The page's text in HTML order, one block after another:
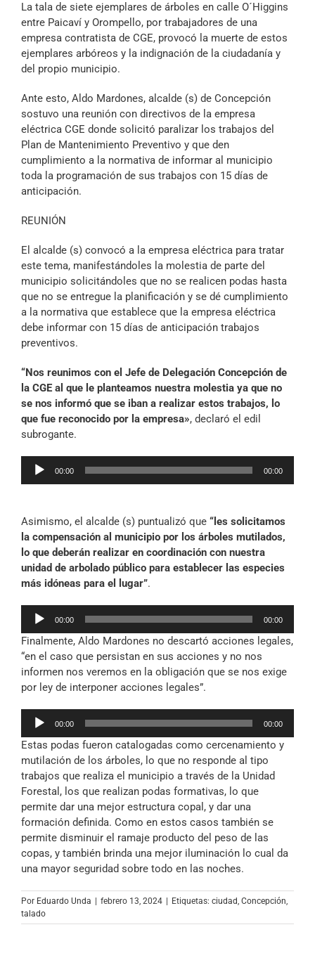
Archivo Sonoro
La tala de siete ejemplares de árboles en calle O´Higgins
entre Paicaví y Orompello, por trabajadores de una
empresa contratista de CGE, provocó la muerte de estos
ejemplares arbóreos y la indignación de la ciudadanía y
del propio municipio.
Ante esto, Aldo Mardones, alcalde (s) de Concepción
sostuvo una reunión con directivos de la empresa
eléctrica CGE donde solicitó paralizar los trabajos del
Plan de Mantenimiento Preventivo y que den
cumplimiento a la normativa de informar al municipio
toda la programación de sus trabajos con 15 días de
anticipación.
REUNIÓN
El alcalde (s) convocó a la empresa eléctrica para tratar
este tema, manifestándoles la molestia de parte del
municipio solicitándoles que no se realicen podas hasta
que no se entregue la planificación y se dé cumplimiento
a la normativa que establece que la empresa eléctrica
debe informar con 15 días de anticipación trabajos
preventivos.
“Nos reunimos con el Jefe de Delegación Concepción de
la CGE al que le planteamos nuestra molestia ya que no
se nos informó que se iban a realizar estos trabajos, lo
que fue reconocido por la empresa», declaró el edil
subrogante.
Reproductor
00:00 00:00
Asimismo, el alcalde (s) puntualizó que “les solicitamos
la compensación al municipio por los árboles mutilados,
lo que deberán realizar en coordinación con nuestra
unidad de arbolado público para establecer las especies
más idóneas para el lugar”.
Reproductor
audio
00:00 00:00
Finalmente, Aldo Mardones no descartó acciones legales,
“en el caso que persistan en sus acciones y no nos
informen nos veremos en la obligación que se nos exige
por ley de interponer acciones legales”.
Reproductor
audio
00:00 00:00
Estas podas fueron catalogadas como cercenamiento y
mutilación de los árboles, lo que no responde al tipo
trabajos que realiza el municipio a través de la Unidad
Forestal, los que realizan podas formativas, lo que
permite dar una mejor estructura copal, y dar una
formación definida. Como en estos casos también se
permite disminuir el ramaje producto del peso de las
copas, y también brinda una mejor iluminación lo cual da
una mayor seguridad sobre todo en las noches.
Por Eduardo Unda | febrero 13, 2024 | Etiquetas: ciudad Concepción
talado